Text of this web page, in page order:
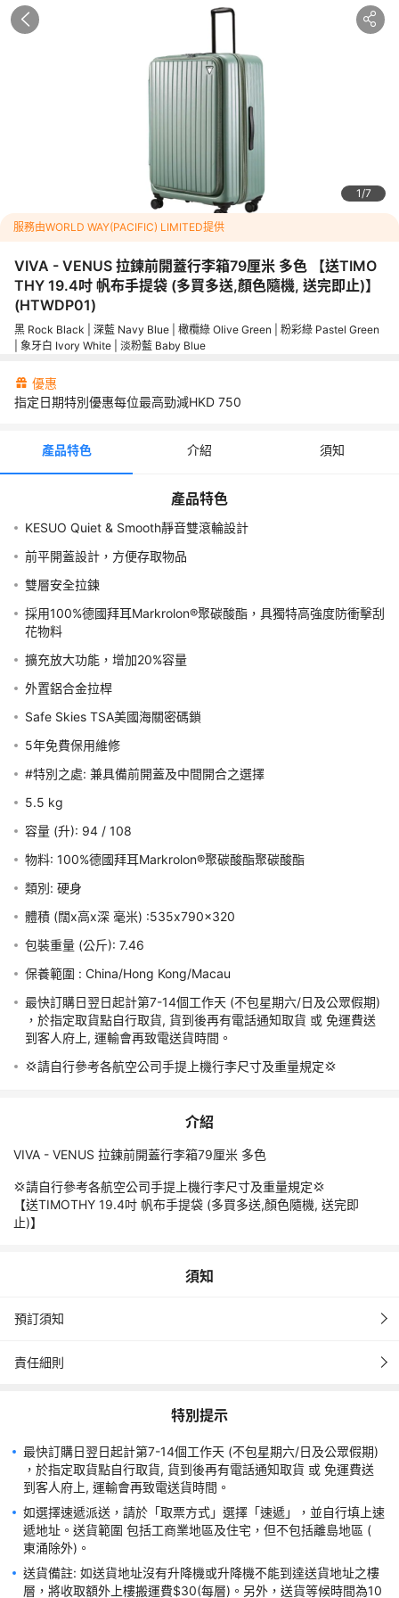
HKD
前平開蓋設計，方便存取物品
採用100%德國拜耳Markrolon®聚碳酸酯，具獨特高強度防衝擊刮
擴充放大功能，增加20%容量
外置鋁合金拉桿
Safe Skies TSA美國海關密碼鎖
5年免費保用維修
#特別之處: 兼具備前開蓋及中間開合之選擇
5.5 kg
體積 (闊x高x深 毫米) :535x790x320
包裝重量 (公斤): 7.46
最快訂購日翌日起計第7-14個工作天 (不包星期六/日及公眾假期)
，於指定取貨點自行取貨, 貨到後再有電話通知取貨 或 免運費送
行程介紹
💢請自行參考各航空公司手提上機行李尺寸及重量規定💢
止)】
預訂須知
責任細則
特別提示
，於指定取貨點自行取貨, 貨到後再有電話通知取貨 或 免運費送
遞地址。送貨範圍 包括工商業地區及住宅，但不包括離島地區 (
東涌除外)。
送貨備註: 如送貨地址沒有升降機或升降機不能到達送貨地址之樓
個單位)。到貨時以現金支付。
同時使用。
此產品由 供應商 提供。
如有任何爭議， World Way (Pacific) Limited及 供應商 保留權利
💢請自行參考各航空公司手提上機行李尺寸及重量規定💢
1 7
服務由WORLD WAY(PACIFIC) LIMITED提供
VIVA - VENUS 拉鍊前開蓋行李箱79厘米 多色 【送TIMO
THY 19.4吋 帆布手提袋 (多買多送,顏色隨機, 送完即止)】
(HTWDP01)
黑 Rock Black | 深藍 Navy Blue | 橄欖綠 Olive Green | 粉彩綠 Pastel Green
| 象牙白 Ivory White | 淡粉藍 Baby Blue
優惠
指定日期特別優惠每位最高勁減HKD 750
產品特色 介紹 須知
產品特色
KESUO Quiet & Smooth靜音雙滾輪設計
前平開蓋設計，方便存取物品
雙層安全拉鍊
採用100%德國拜耳Markrolon®聚碳酸酯，具獨特高強度防衝擊刮
花物料
擴充放大功能，增加20%容量
外置鋁合金拉桿
Safe Skies TSA美國海關密碼鎖
5年免費保用維修
#特別之處: 兼具備前開蓋及中間開合之選擇
5.5 kg
容量 (升): 94 / 108
物料: 100%德國拜耳Markrolon®聚碳酸酯聚碳酸酯
類別: 硬身
體積 (闊x高x深 毫米) :535x790x320
包裝重量 (公斤): 7.46
最快訂購日翌日起計第7-14個工作天 (不包星期六/日及公眾假期)
，於指定取貨點自行取貨, 貨到後再有電話通知取貨 或 免運費送
到客人府上, 運輸會再致電送貨時間。
💢請自行參考各航空公司手提上機行李尺寸及重量規定💢
介紹
VIVA - VENUS 拉鍊前開蓋行李箱79厘米 多色
💢請自行參考各航空公司手提上機行李尺寸及重量規定💢
【送TIMOTHY 19.4吋 帆布手提袋 (多買多送,顏色隨機, 送完即
止)】
須知
預訂須知
責任細則
特別提示
最快訂購日翌日起計第7-14個工作天 (不包星期六/日及公眾假期)
，於指定取貨點自行取貨, 貨到後再有電話通知取貨 或 免運費送
到客人府上, 運輸會再致電送貨時間。
如選擇速遞派送，請於「取票方式」選擇「速遞」，並自行填上速
遞地址。送貨範圍 包括工商業地區及住宅，但不包括離島地區 (
東涌除外)。
送貨備註: 如送貨地址沒有升降機或升降機不能到達送貨地址之樓
層，將收取額外上樓搬運費$30(每層)。另外，送貨等候時間為10